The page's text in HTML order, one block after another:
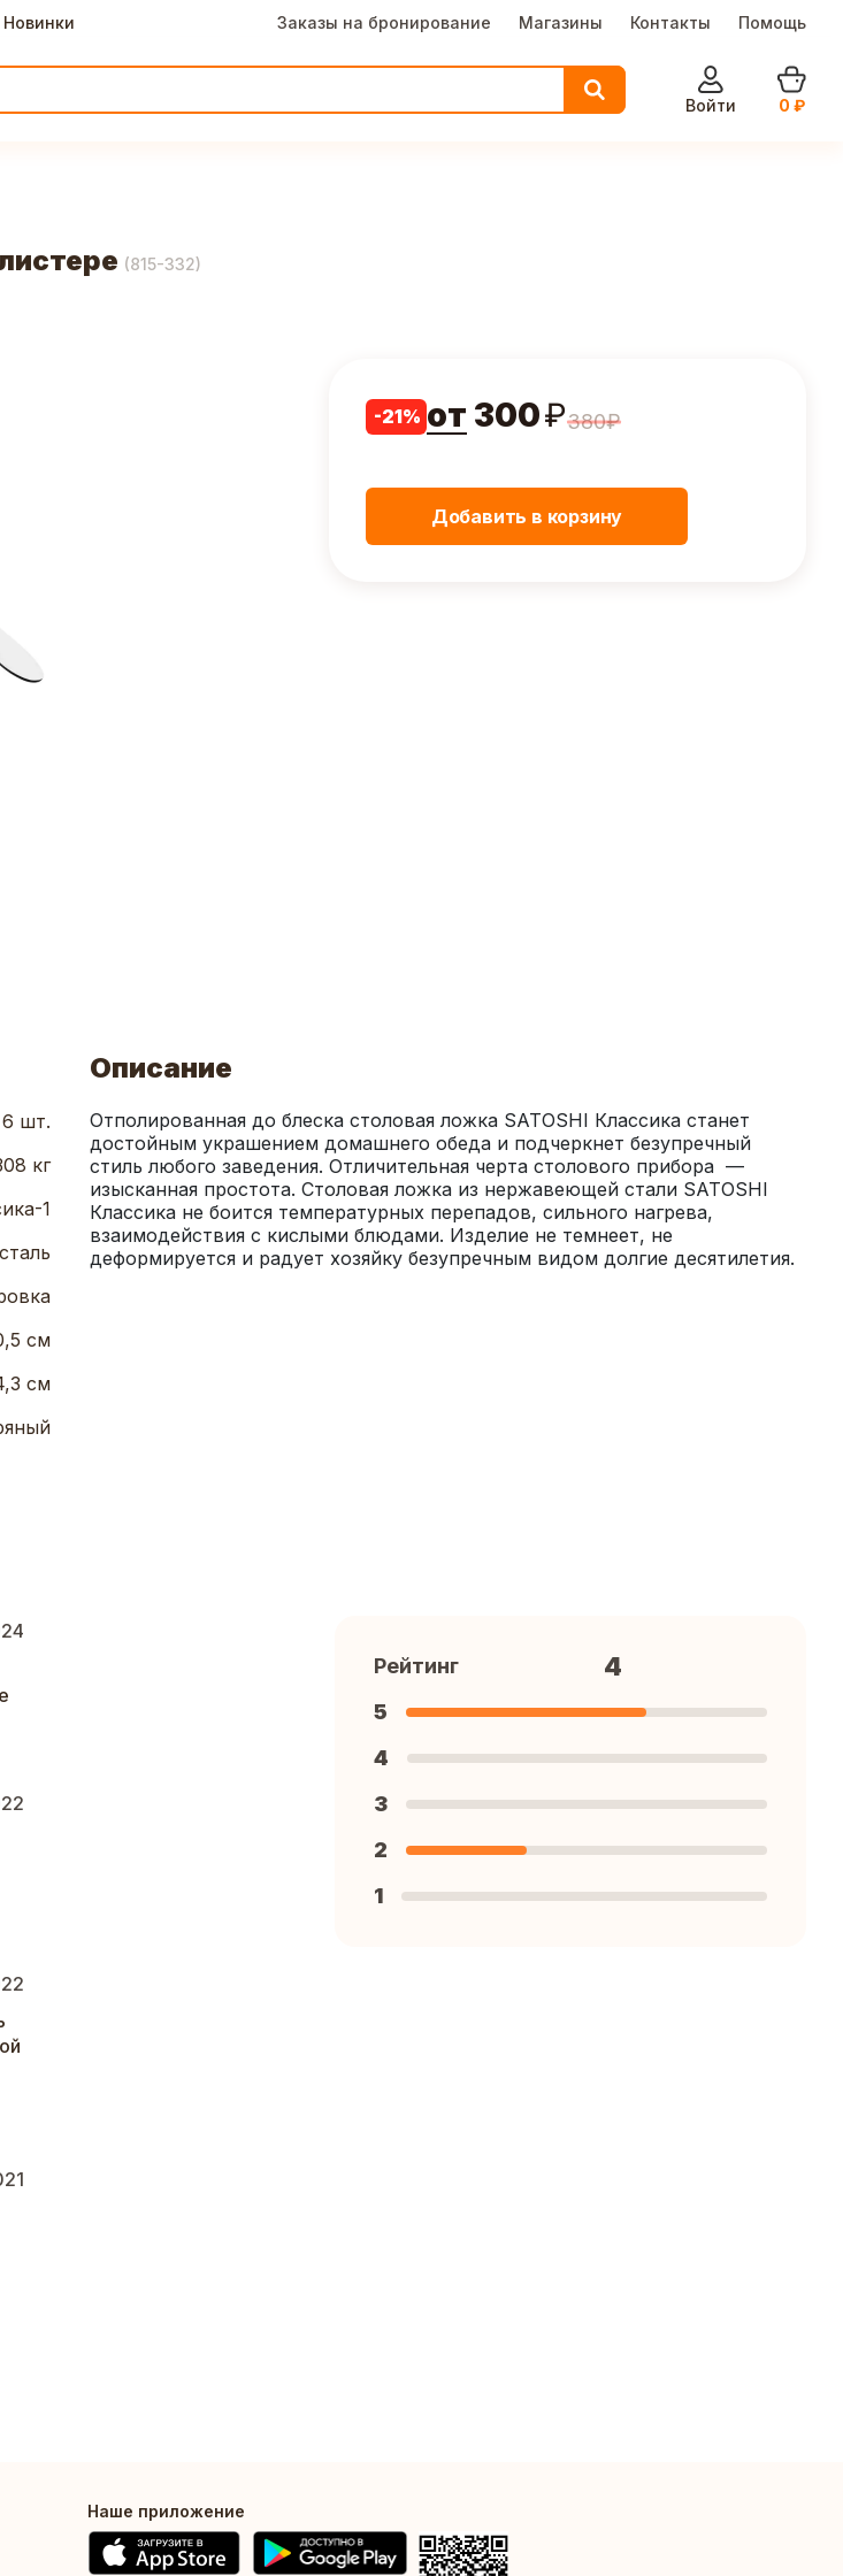
Новинки Заказы на бронирование Магазины Контакты Помощь
Войти
0 ₽
(815-332)
-21% от 300₽380₽
Добавить в корзину
6 шт.
кг
1
см
см
Описание
Отполированная до блеска столовая ложка SATOSHI Классика станет
достойным украшением домашнего обеда и подчеркнет безупречный
стиль любого заведения. Отличительная черта столового прибора  —
изысканная простота. Столовая ложка из нержавеющей стали SATOSHI
Классика не боится температурных перепадов, сильного нагрева,
взаимодействия с кислыми блюдами. Изделие не темнеет, не
деформируется и радует хозяйку безупречным видом долгие десятилетия.
Рейтинг 4
5
4
3
2
1
Наше приложение